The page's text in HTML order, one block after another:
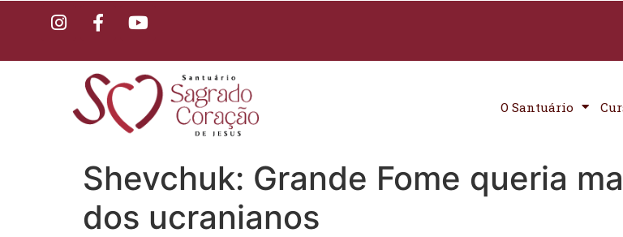
O Santuário
Shevchuk: Grande Fome queria
dos ucranianos